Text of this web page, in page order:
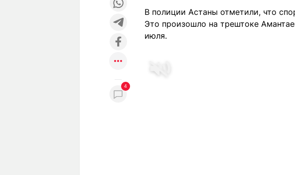
4
В полиции Астаны отметили, что
Это произошло на трештоке
июля.